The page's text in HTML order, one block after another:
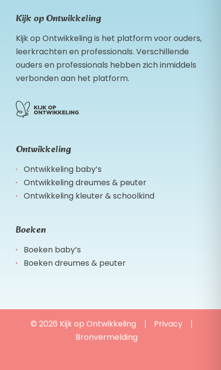
Kijk op Ontwikkeling
Kijk op Ontwikkeling is het platform voor ouders,
leerkrachten en professionals. Verschillende
ouders en professionals hebben zich inmiddels
verbonden aan het platform.
Ontwikkeling
Ontwikkeling baby’s
Ontwikkeling dreumes & peuter
Ontwikkeling kleuter & schoolkind
Boeken
Boeken baby’s
Boeken dreumes & peuter
© 2026 Kijk op Ontwikkeling
Privacy
Bronvermelding